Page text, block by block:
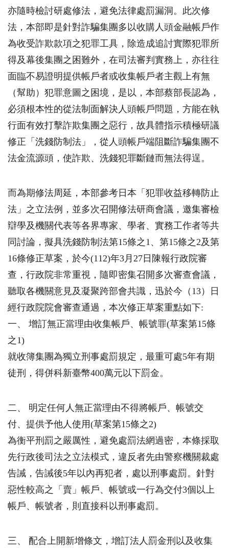
亦隨時檢討研處修法，避免法律處罰漏洞。此次修
法，本部即是針對詐騙集團多以收購人頭金融帳戶作
為收受詐欺款項之犯罪工具，除造成追討實際犯罪所
得及幕後集團之困難外，在司法審判實務上，亦往往
面臨不易證明提供帳戶者或收集帳戶者主觀上有無
（幫助）犯罪意圖之困境，是以，本部蔡部長認為，
必須根本性的從法制面解決人頭帳戶問題，方能在執
行面有效打擊詐欺集團之惡行，故具體指示積極研議
修正「洗錢防制法」，從人頭帳戶端阻斷詐騙集團不
法金流源頭，使詐欺、洗錢犯罪斷鏈而無法得逞。
而為期修法周延，本部參考日本「犯罪收益移轉防止
法」之立法例，並多次召開修法研商會議，邀集審檢
辯學及機關代表等各界專家、學者、實務工作者等共
同討論，擬具洗錢防制法第15條之1、第15條之2及第
16條修正草案，於今(112)年3月27日陳報行政院審
查，行政院非常重視，隨即密集召開多次審查會議，
聽取各機關意見及凝聚跨部會共識，迅於今（13）日
經行政院院會審查通過，本次修正草案重點如下:
一、 增訂無正當理由收集帳戶、帳號罪(草案第15條
之1)
就收簿集團為獨立刑事處罰規定，最重可處5年有期
徒刑，得併科新臺幣400萬元以下罰金。
二、 明定任何人無正當理由不得將帳戶、帳號交
付、提供予他人使用(草案第15條之2)
為衡平刑罰之嚴厲性，避免處罰法網過密，本條採取
先行政後司法之立法模式，違反者先由警察機關裁處
告誡，告誡後5年以內再犯者，處以刑事處罰。針對
惡性較高之「賣」帳戶、帳號或一行為交付3個以上
帳戶、帳號者，則直接科以刑事處罰。
三、 配合上開新增條文，增訂法人罰金刑以及收集